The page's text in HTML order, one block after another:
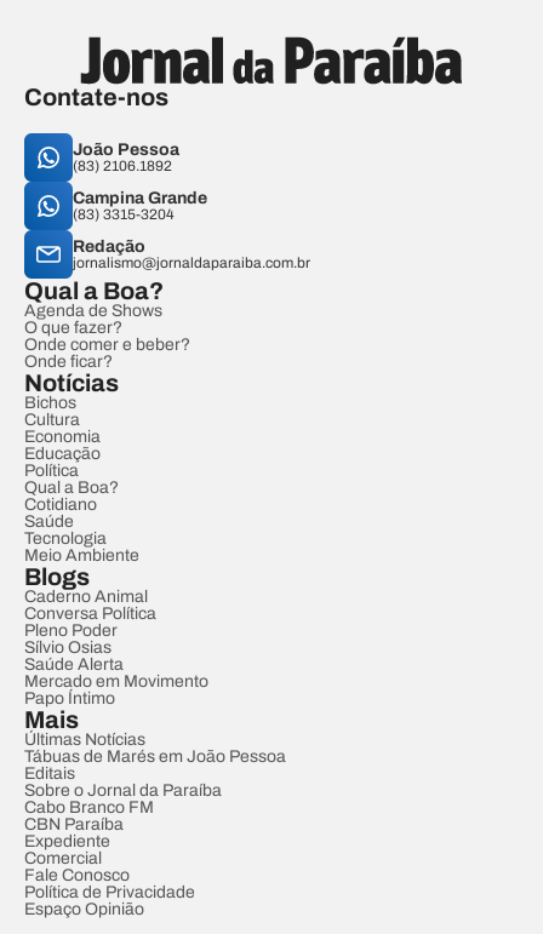
Contate-nos
João Pessoa
(83) 2106.1892
Campina Grande
(83) 3315-3204
Redação
jornalismo@jornaldaparaiba.com.br
Qual a Boa?
Agenda de Shows
O que fazer?
Onde comer e beber?
Onde ficar?
Notícias
Bichos
Cultura
Economia
Educação
Política
Qual a Boa?
Cotidiano
Saúde
Tecnologia
Meio Ambiente
Blogs
Caderno Animal
Conversa Política
Pleno Poder
Sílvio Osias
Saúde Alerta
Mercado em Movimento
Papo Íntimo
Mais
Últimas Notícias
Tábuas de Marés em João Pessoa
Editais
Sobre o Jornal da Paraíba
Cabo Branco FM
CBN Paraíba
Expediente
Comercial
Fale Conosco
Política de Privacidade
Espaço Opinião